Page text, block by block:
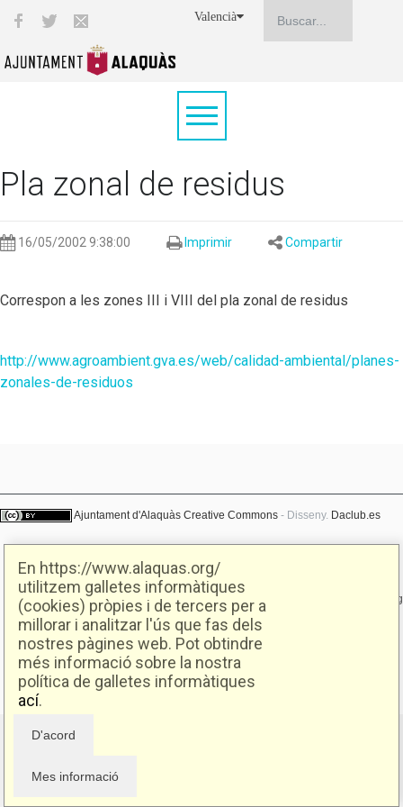
En https://www.alaquas.org/
utilitzem galletes informàtiques
(cookies) pròpies i de tercers per a
millorar i analitzar l'ús que fas dels
nostres pàgines web. Pot obtindre
més informació sobre la nostra
política de galletes informàtiques
ací.
Valencià
Pla zonal de residus
16/05/2002 9:38:00 Imprimir Compartir
Correspon a les zones III i VIII del pla zonal de residus
http://www.agroambient.gva.es/web/calidad-ambiental/planes-
zonales-de-residuos
Ajuntament d'Alaquàs Creative Commons - Disseny. Daclub.es
Ajuntament d'Alaquàs.
C/. Major 88. CP: 46970 Alaquàs.dir3: L01460057
Tel.: 96 151 94 00 | FAX: 96 151 94 03 | info@alaquas.org
Delegat de protecció de dades: dpd@alaquas.org
Política de cookies.Protecció de dades